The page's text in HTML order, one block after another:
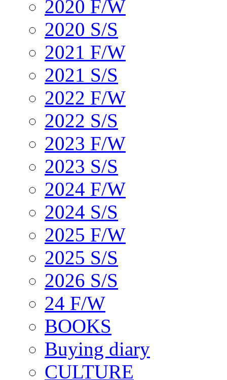
2020 F/W
2020 S/S
2021 F/W
2021 S/S
2022 F/W
2022 S/S
2023 F/W
2023 S/S
2024 F/W
2024 S/S
2025 F/W
2025 S/S
2026 S/S
24 F/W
BOOKS
Buying diary
CULTURE